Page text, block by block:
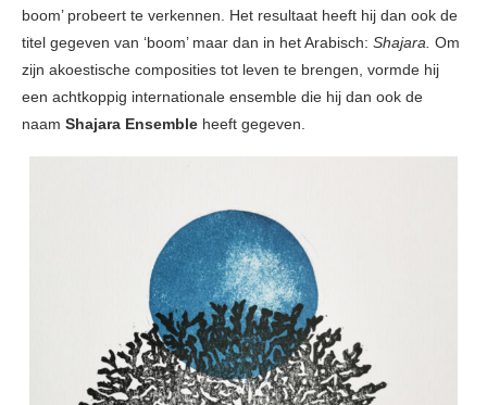
boom’ probeert te verkennen. Het resultaat heeft hij dan ook de
titel gegeven van ‘boom’ maar dan in het Arabisch: Shajara. Om
zijn akoestische composities tot leven te brengen, vormde hij
een achtkoppig internationale ensemble die hij dan ook de
naam Shajara Ensemble heeft gegeven.